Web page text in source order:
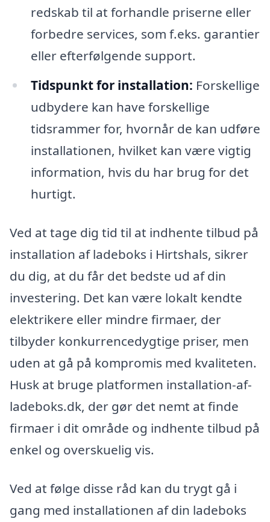
redskab til at forhandle priserne eller
forbedre services, som f.eks. garantier
eller efterfølgende support.
Tidspunkt for installation: Forskellige
udbydere kan have forskellige
tidsrammer for, hvornår de kan udføre
installationen, hvilket kan være vigtig
information, hvis du har brug for det
hurtigt.
Ved at tage dig tid til at indhente tilbud på
installation af ladeboks i Hirtshals, sikrer
du dig, at du får det bedste ud af din
investering. Det kan være lokalt kendte
elektrikere eller mindre firmaer, der
tilbyder konkurrencedygtige priser, men
uden at gå på kompromis med kvaliteten.
Husk at bruge platformen installation-af-
ladeboks.dk, der gør det nemt at finde
firmaer i dit område og indhente tilbud på
enkel og overskuelig vis.
Ved at følge disse råd kan du trygt gå i
gang med installationen af din ladeboks